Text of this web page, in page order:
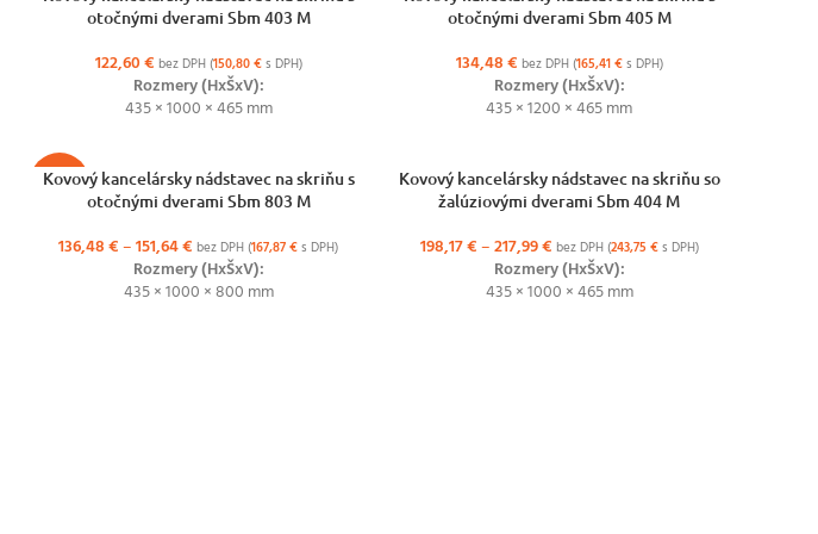
otočnými dverami Sbm 403 M
122,60€ bez DPH (150,80€s DPH)
Rozmery (HxŠxV):
435 × 1000 × 465 mm
otočnými dverami Sbm 405 M
134,48€ bez DPH (165,41€s DPH)
Rozmery (HxŠxV):
435 × 1200 × 465 mm
-10%
VÝBER MOŽNOSTÍ
Kovový kancelársky nádstavec na skriňu s
otočnými dverami Sbm 803 M
136,48€–151,64€ bez DPH (167,87€s DPH)
Rozmery (HxŠxV):
435 × 1000 × 800 mm
VÝBER MOŽNOSTÍ
Kovový kancelársky nádstavec na skriňu so
žalúziovými dverami Sbm 404 M
198,17€–217,99€ bez DPH (243,75 €s DPH)
Rozmery (HxŠxV):
435 × 1000 × 465 mm